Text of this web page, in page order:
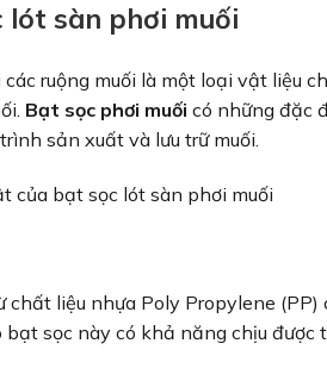
lót sàn phơi muối
ruộng muối là một loại vật liệu
Bạt sọc phơi muối có những đặc
sản xuất và lưu trữ muối.
của bạt sọc lót sàn phơi muối
liệu nhựa Poly Propylene
sọc này có khả năng chịu được